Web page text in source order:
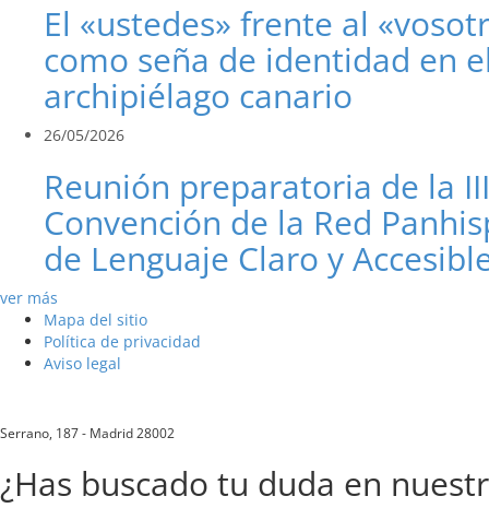
El «ustedes» frente al
como seña de identidad en
archipiélago canario
26/05/2026
Reunión preparatoria de la III
Convención de la Red
de Lenguaje Claro y
ver más
Mapa del sitio
Política de privacidad
Aviso legal
Serrano, 187 - Madrid 28002
¿Has buscado tu duda en